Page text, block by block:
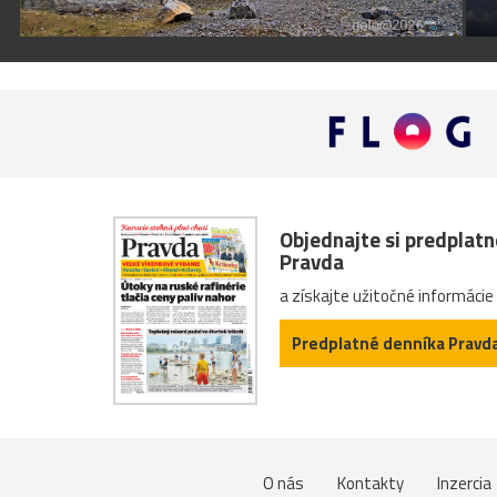
Objednajte si
Pravda
a získajte užitočné informácie
Predplatné denníka
O nás Kontakty Inzercia